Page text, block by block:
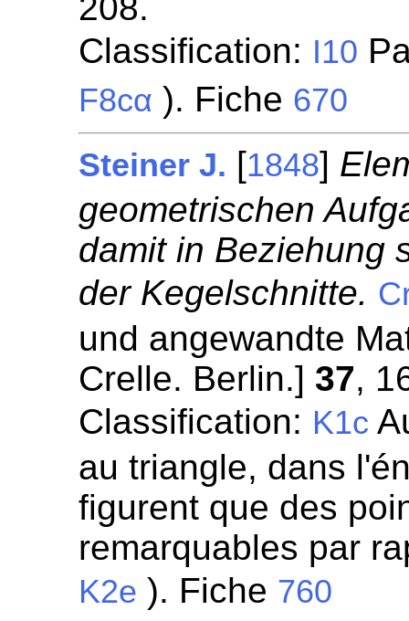
208.
Classification: I10
F8cα ). Fiche 670
Steiner J. [1848]
geometrischen
damit in Beziehung
der Kegelschnitte.
und angewandte
Crelle. Berlin.] 37,
Classification: K1c
au triangle, dans
figurent que des
remarquables par
K2e ). Fiche 760